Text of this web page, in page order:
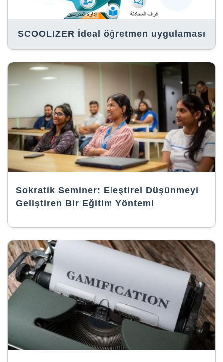
SCOOLIZER İdeal öğretmen uygulaması
Sokratik Seminer: Eleştirel Düşünmeyi
Geliştiren Bir Eğitim Yöntemi